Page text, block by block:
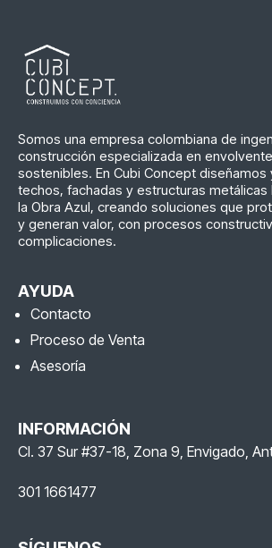
Somos una empresa colombiana de
construcción especializada en
sostenibles. En Cubi Concept diseñamos
techos, fachadas y estructuras metálicas
la Obra Azul, creando soluciones que
y generan valor, con procesos
complicaciones.
AYUDA
Contacto
Proceso de Venta
Asesoría
INFORMACIÓN
Cl. 37 Sur #37-18, Zona 9, Envigado,
301 1661477